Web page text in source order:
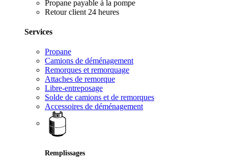
Propane payable à la pompe
Retour client 24 heures
Services
Propane
Camions de déménagement
Remorques et remorquage
Attaches de remorque
Libre-entreposage
Solde de camions et de remorques
Accessoires de déménagement
Remplissages